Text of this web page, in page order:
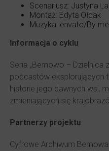
Scenariusz: Justyna
Montaż: Edyta Ołdak
Muzyka: envato/By
Informacja o cyklu
Seria „Bemowo – Dzielnica
podcastów eksplorujących
historie jego dawnych wsi,
zmieniających się
Partnerzy projektu
Cyfrowe Archiwum